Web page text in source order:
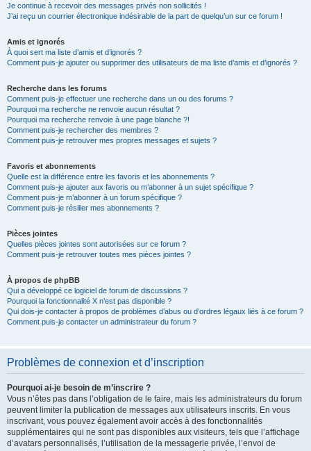
Je continue à recevoir des messages privés non sollicités !
J’ai reçu un courrier électronique indésirable de la part de quelqu’un sur ce forum !
Amis et ignorés
À quoi sert ma liste d’amis et d’ignorés ?
Comment puis-je ajouter ou supprimer des utilisateurs de ma liste d’amis et d’ignorés ?
Recherche dans les forums
Comment puis-je effectuer une recherche dans un ou des forums ?
Pourquoi ma recherche ne renvoie aucun résultat ?
Pourquoi ma recherche renvoie à une page blanche ?!
Comment puis-je rechercher des membres ?
Comment puis-je retrouver mes propres messages et sujets ?
Favoris et abonnements
Quelle est la différence entre les favoris et les abonnements ?
Comment puis-je ajouter aux favoris ou m’abonner à un sujet spécifique ?
Comment puis-je m’abonner à un forum spécifique ?
Comment puis-je résilier mes abonnements ?
Pièces jointes
Quelles pièces jointes sont autorisées sur ce forum ?
Comment puis-je retrouver toutes mes pièces jointes ?
À propos de phpBB
Qui a développé ce logiciel de forum de discussions ?
Pourquoi la fonctionnalité X n’est pas disponible ?
Qui dois-je contacter à propos de problèmes d’abus ou d’ordres légaux liés à ce forum ?
Comment puis-je contacter un administrateur du forum ?
Problèmes de connexion et d’inscription
Pourquoi ai-je besoin de m’inscrire ?
Vous n’êtes pas dans l’obligation de le faire, mais les administrateurs du forum
peuvent limiter la publication de messages aux utilisateurs inscrits. En vous
inscrivant, vous pouvez également avoir accès à des fonctionnalités
supplémentaires qui ne sont pas disponibles aux visiteurs, tels que l’affichage
d’avatars personnalisés, l’utilisation de la messagerie privée, l’envoi de